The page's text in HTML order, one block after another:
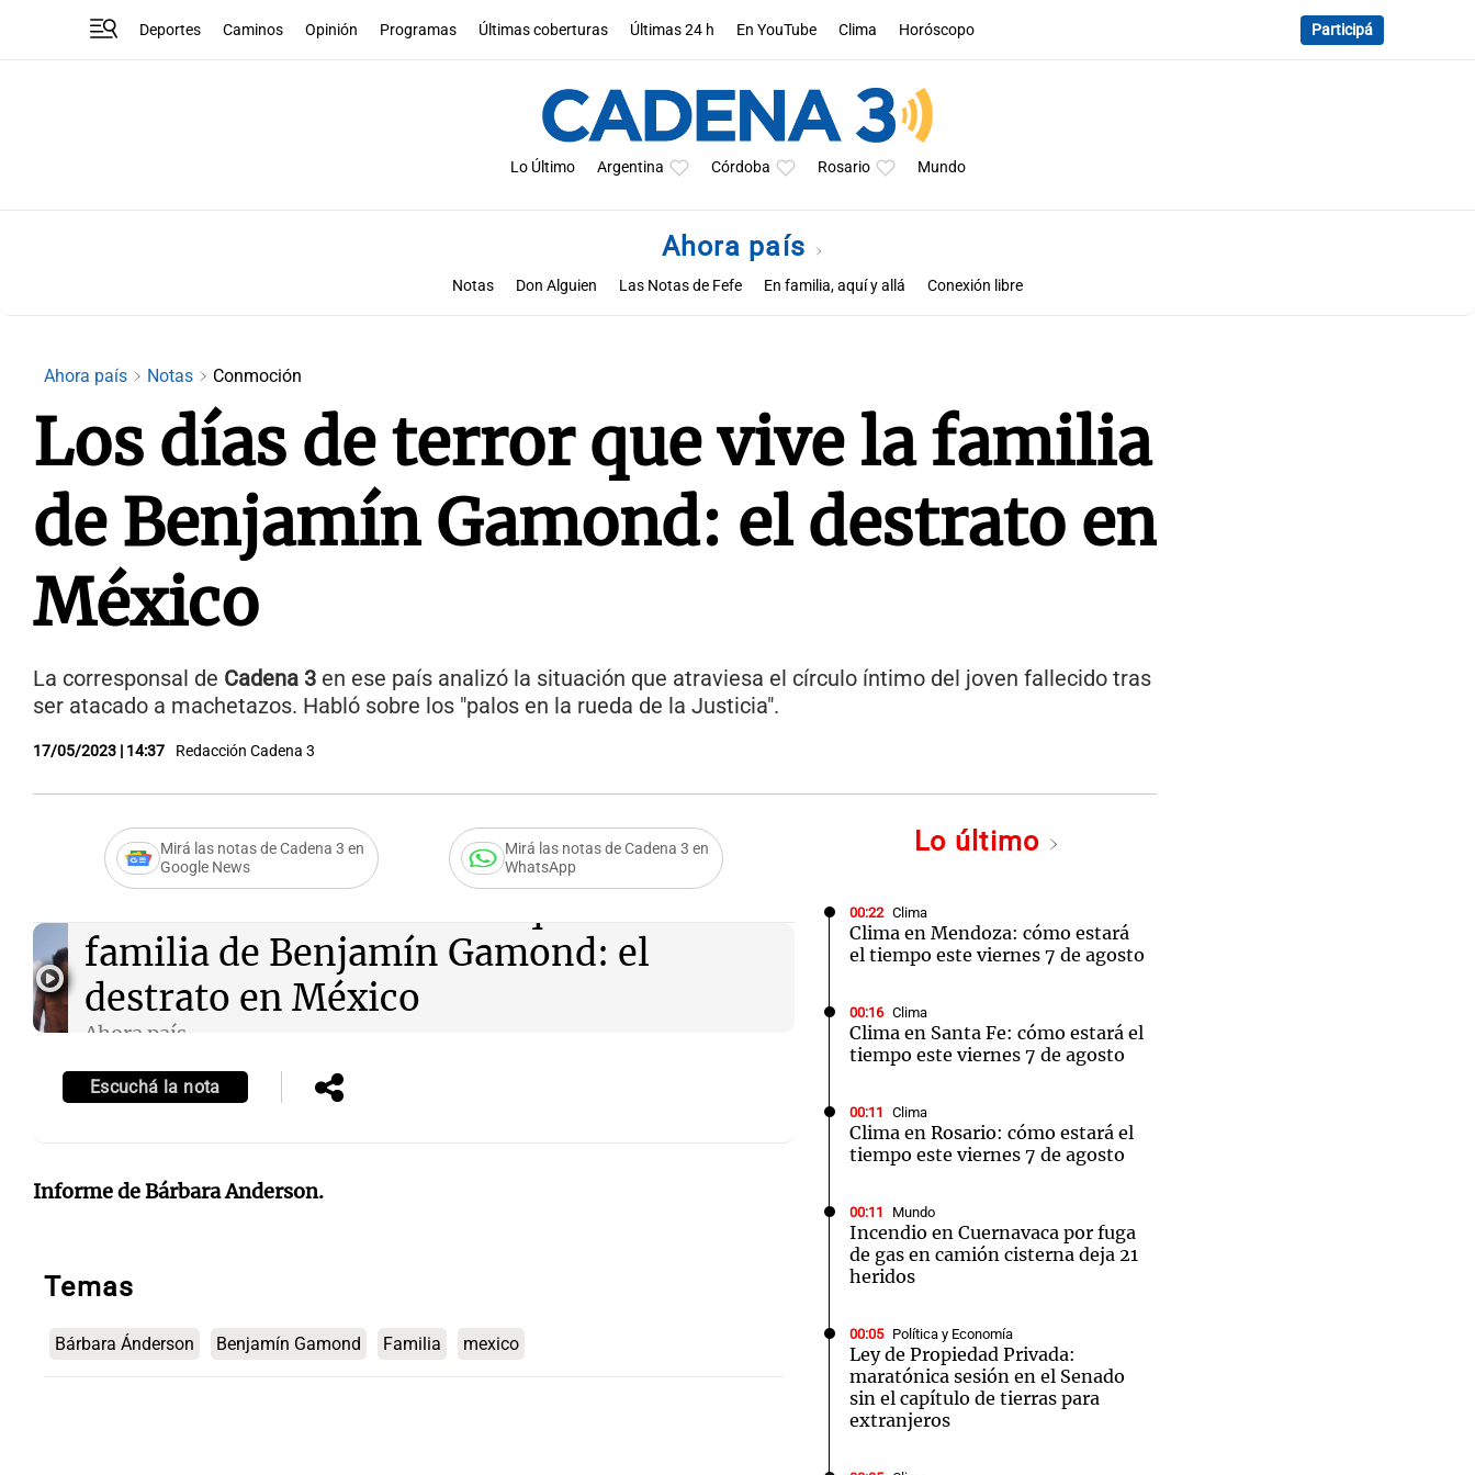
Deportes Caminos Opinión Programas Últimas coberturas Últimas 24 h En YouTube Clima Horóscopo Participá
Lo Último Argentina Córdoba Rosario Mundo
Ahora país
Notas Don Alguien Las Notas de Fefe En familia, aquí y allá Conexión libre
Ahora país Notas Conmoción
Los días de terror que vive la familia
de Benjamín Gamond: el destrato en
México
La corresponsal de Cadena 3 en ese país analizó la situación que atraviesa el círculo íntimo del joven fallecido tras
ser atacado a machetazos. Habló sobre los "palos en la rueda de la Justicia".
17/05/2023 | 14:37 Redacción Cadena 3
Mirá las notas de Cadena 3 en
Google News
Mirá las notas de Cadena 3 en
WhatsApp
familia de Benjamín Gamond: el
destrato en México
Ahora país
Escuchá la nota
Informe de Bárbara Anderson.
Temas
Bárbara Ánderson Benjamín Gamond Familia mexico
Lo último
00:22 Clima
Clima en Mendoza: cómo estará
el tiempo este viernes 7 de agosto
00:16 Clima
Clima en Santa Fe: cómo estará el
tiempo este viernes 7 de agosto
00:11 Clima
Clima en Rosario: cómo estará el
tiempo este viernes 7 de agosto
00:11 Mundo
Incendio en Cuernavaca por fuga
de gas en camión cisterna deja 21
heridos
00:05 Política y Economía
Ley de Propiedad Privada:
maratónica sesión en el Senado
sin el capítulo de tierras para
extranjeros
Notas